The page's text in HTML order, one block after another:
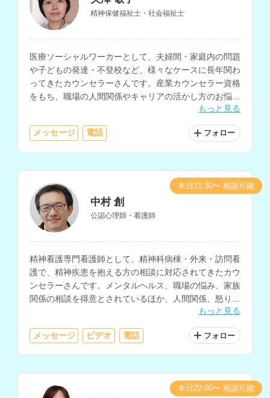
精神保健福祉士・社会福祉士
医療ソーシャルワーカーとして、夫婦間・家庭内の問題
や子どもの発達・不登校など、様々なケースに長年関わ
ってきたカウンセラーさんです。産業カウンセラー資格
をもち、職場の人間関係やキャリアの活かし方のお悩み
もっと見る
メッセージ 電話 フォロー
中村 創
公認心理師・看護師
精神看護専門看護師として、精神科病棟・外来・訪問看
護で、精神疾患を抱える方の相談に対応されてきたカウ
ンセラーさんです。メンタルヘルス、職場の悩み、家族
関係の相談を得意とされているほか、人間関係、怒りの
感情のコントロール、ストレス対処などの相談にも対応
もっと見る
メッセージ ビデオ 電話 フォロー
本日21:30〜 相談可能
本日22:00〜 相談可能